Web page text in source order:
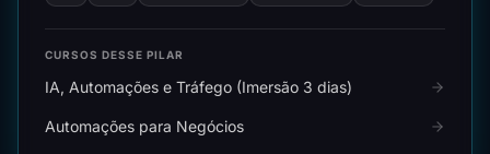
CURSOS DESSE PILAR
IA, Automações e Tráfego (Imersão 3 dias)
Automações para Negócios